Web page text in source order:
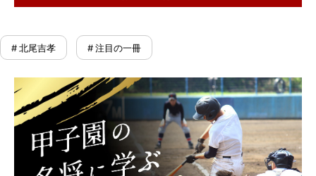
# 北尾吉孝 # 注目の一冊